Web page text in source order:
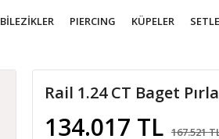
BİLEZİKLER PIERCING KÜPELER
Rail 1.24 CT Baget
134.017 TL 167.521